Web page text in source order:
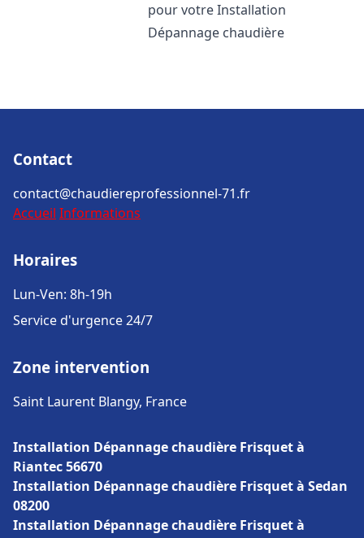
pour votre Installation
Dépannage chaudière
Contact
contact@chaudiereprofessionnel-71.fr
Accueil Informations
Horaires
Lun-Ven: 8h-19h
Service d'urgence 24/7
Zone intervention
Saint Laurent Blangy, France
Installation Dépannage chaudière Frisquet à
Riantec 56670
Installation Dépannage chaudière Frisquet à Sedan
08200
Installation Dépannage chaudière Frisquet à